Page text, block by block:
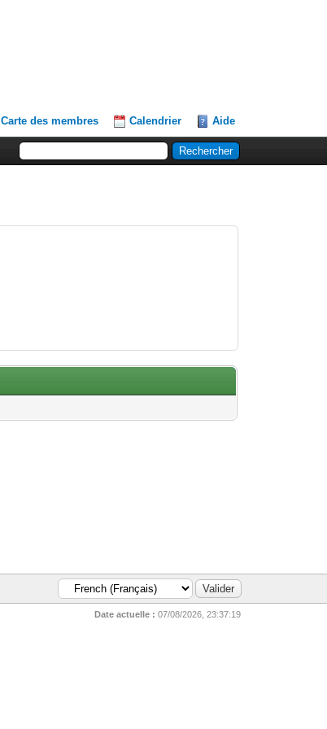
Carte des membres Calendrier Aide
Date actuelle : 07/08/2026, 23:37:19